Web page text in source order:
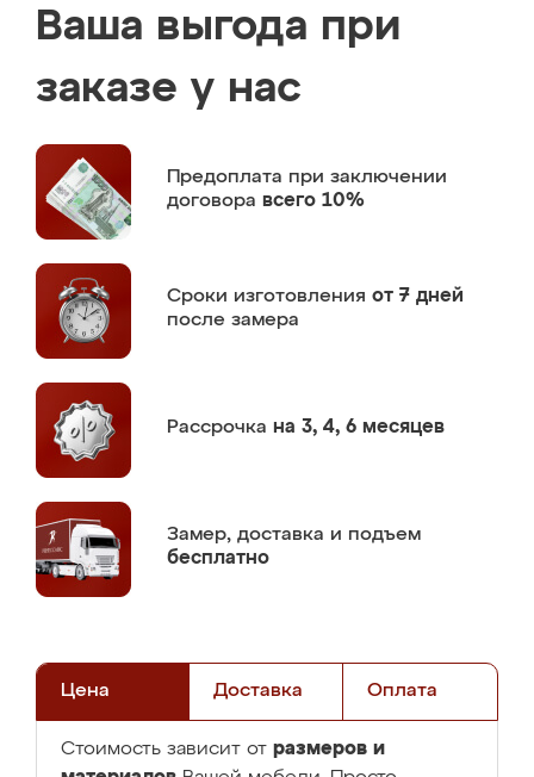
Ваша выгода при
заказе у нас
Предоплата при заключении
договора всего 10%
Сроки изготовления от 7 дней
после замера
Рассрочка на 3, 4, 6 месяцев
Замер, доставка и подъем
бесплатно
Цена Доставка Оплата
Стоимость зависит от размеров и